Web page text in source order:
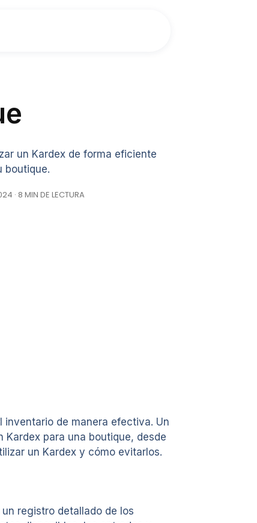
un Kardex de forma eficiente
boutique.
· 8 MIN DE LECTURA
de manera efectiva. Un
para una boutique, desde
un Kardex y cómo evitarlos.
registro detallado de los